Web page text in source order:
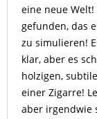
eine neue
gefunden, das
zu simulieren!
klar, aber es
holzigen,
einer Zigarre!
aber irgendwie